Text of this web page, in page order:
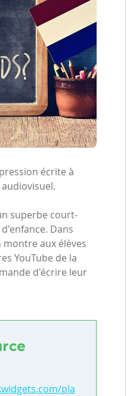
écrite à
superbe court-
Dans
aux élèves
YouTube de la
d'écrire leur
pla